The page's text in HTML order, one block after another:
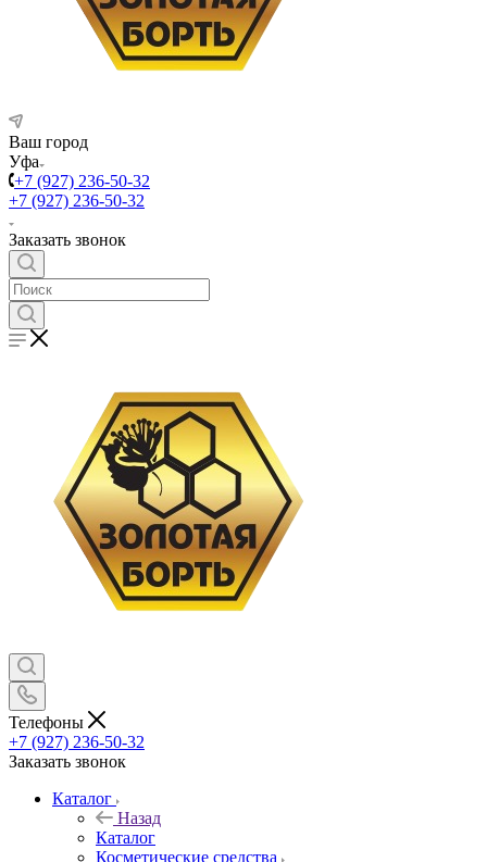
Ваш город
Уфа
+7 (927) 236-50-32
+7 (927) 236-50-32
Заказать звонок
Телефоны
+7 (927) 236-50-32
Заказать звонок
Каталог
Назад
Каталог
Косметические средства